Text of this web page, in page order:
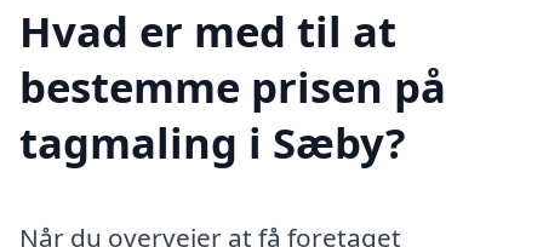
Hvad er med til at
bestemme prisen på
tagmaling i Sæby?
Når du overvejer at få foretaget